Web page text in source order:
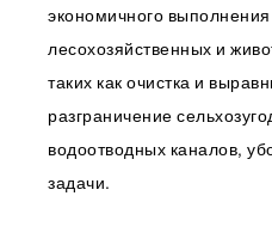
экономичного
лесохозяйственных и
таких как очистка и
разграничение
водоотводных каналов,
задачи.